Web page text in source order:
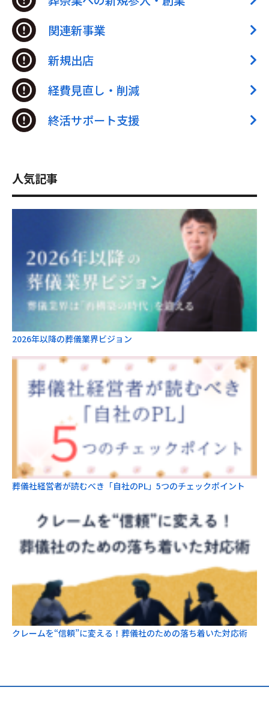
関連新事業
新規出店
経費見直し・削減
終活サポート支援
人気記事
2026年以降の葬儀業界ビジョン
葬儀社経営者が読むべき「自社のPL」5つのチェックポイント
クレームを“信頼”に変える！葬儀社のための落ち着いた対応術